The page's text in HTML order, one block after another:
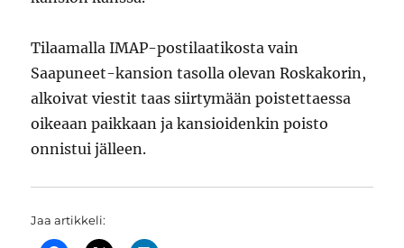
Tilaamalla IMAP-postilaatikosta vain
Saapuneet-kansion tasolla olevan Roskakorin,
alkoivat viestit taas siirtymään poistettaessa
oikeaan paikkaan ja kansioidenkin poisto
onnistui jälleen.
Jaa artikkeli: